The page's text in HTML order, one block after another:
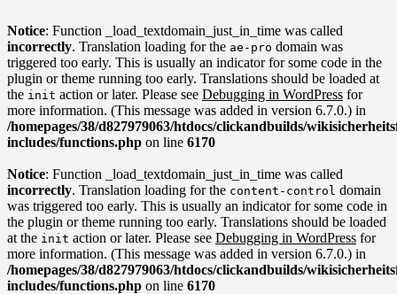
Notice: Function _load_textdomain_just_in_time was called
incorrectly. Translation loading for the ae-pro domain was
triggered too early. This is usually an indicator for some code in the
plugin or theme running too early. Translations should be loaded at
the init action or later. Please see Debugging in WordPress for
more information. (This message was added in version 6.7.0.) in
/homepages/38/d827979063/htdocs/clickandbuilds/
includes/functions.php on line 6170
Notice: Function _load_textdomain_just_in_time was called
incorrectly. Translation loading for the content-control domain
was triggered too early. This is usually an indicator for some code in
the plugin or theme running too early. Translations should be loaded
at the init action or later. Please see Debugging in WordPress for
more information. (This message was added in version 6.7.0.) in
/homepages/38/d827979063/htdocs/clickandbuilds/
includes/functions.php on line 6170